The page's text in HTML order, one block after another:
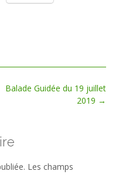
Balade Guidée du 19 juillet
2019 →
Les champs